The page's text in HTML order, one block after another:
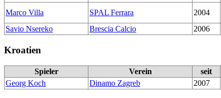
Marco Villa
SPAL Ferrara 2004
Savio Nsereko
Brescia Calcio 2006
Kroatien
Spieler Verein seit
Georg Koch
Dinamo Zagreb 2007